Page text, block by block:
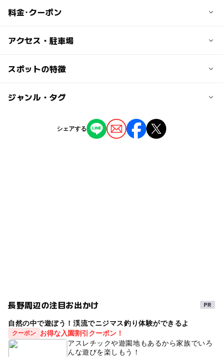
料金･クーポン
子供の料金
アクセス・駐車場
交通アクセス
スポットの特徴
駐車場あり ー
ー 託児所
ジャンル・タグ
シェアする
長野周辺の注目お出かけ
自然の中で遊ぼう！渓流でニジマス釣り体験ができるよ
クーポン
お得な入園割引クーポン！
アスレチックや遊園地もあるから家族でいろ
んな遊びを楽しもう！